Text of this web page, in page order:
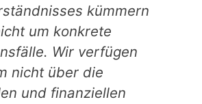
kümmern
um konkrete
Wir verfügen
nicht über die
und finanziellen